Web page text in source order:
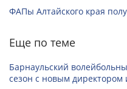
ФАПы Алтайского края
Еще по теме
Барнаульский
сезон с новым